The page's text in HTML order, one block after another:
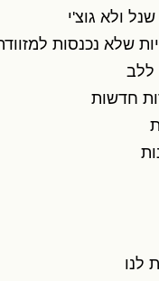
ולא גוצ'י
שלא נכנסות
ללב
חדשות
לנו